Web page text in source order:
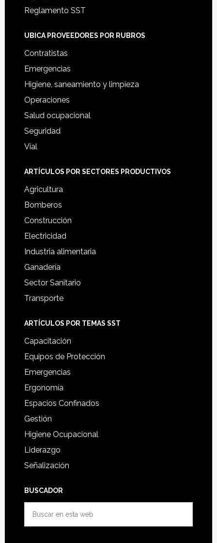
Reglamento SST
UBICA PROVEEDORES POR RUBROS
Contratistas
Emergencias
Higiene, saneamiento y limpieza
Operaciones
Salud ocupacional
Seguridad
Vial
ARTÍCULOS POR SECTORES PRODUCTIVOS
Agricultura
Bomberos
Construcción
Electricidad
Industria alimentaria
Ganadería
Sector Sanitario
Transporte
ARTÍCULOS POR TEMAS SST
Capacitación
Equipos de Protección
Emergencias
Ergonomía
Espacios Confinados
Gestión
Higiene Ocupacional
Liderazgo
Señalización
BUSCADOR